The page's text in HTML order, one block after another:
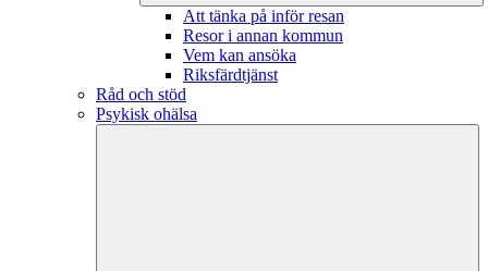
Att tänka på inför resan
Resor i annan kommun
Vem kan ansöka
Riksfärdtjänst
Råd och stöd
Psykisk ohälsa